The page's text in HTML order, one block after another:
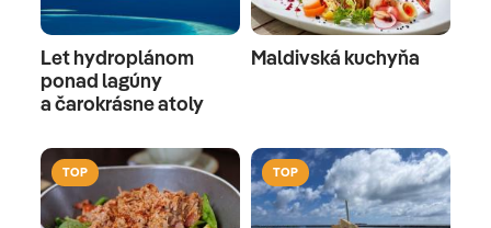
Let hydroplánom
ponad lagúny
a čarokrásne atoly
Maldivská kuchyňa
TOP TOP